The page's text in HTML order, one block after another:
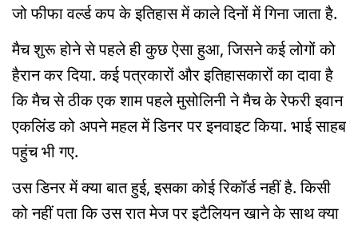
जो फीफा वर्ल्ड कप के इतिहास में काले दिनों में गिना जाता है.
मैच शुरू होने से पहले ही कुछ ऐसा हुआ, जिसने कई लोगों को
हैरान कर दिया. कई पत्रकारों और इतिहासकारों का दावा है
कि मैच से ठीक एक शाम पहले मुसोलिनी ने मैच के रेफरी इवान
एकलिंड को अपने महल में डिनर पर इनवाइट किया. भाई साहब
पहुंच भी गए.
उस डिनर में क्या बात हुई, इसका कोई रिकॉर्ड नहीं है. किसी
को नहीं पता कि उस रात मेज पर इटैलियन खाने के साथ क्या